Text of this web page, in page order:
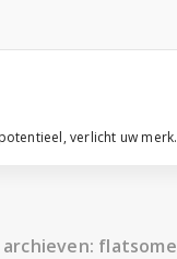
verlicht uw merk.
flatsome